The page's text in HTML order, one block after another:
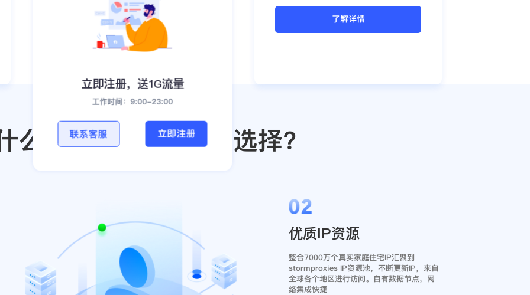
了解详情 了解详情
么HTTP是你的最佳选择?
02
优质IP资源
整合7000万个真实家庭住宅IP汇聚到
stormproxies IP资源池，不断更新IP，来自
全球各个地区进行访问。自有数据节点，网
络集成快捷
立即注册，送1G流量
工作时间：9:00-23:00
联系客服 立即注册